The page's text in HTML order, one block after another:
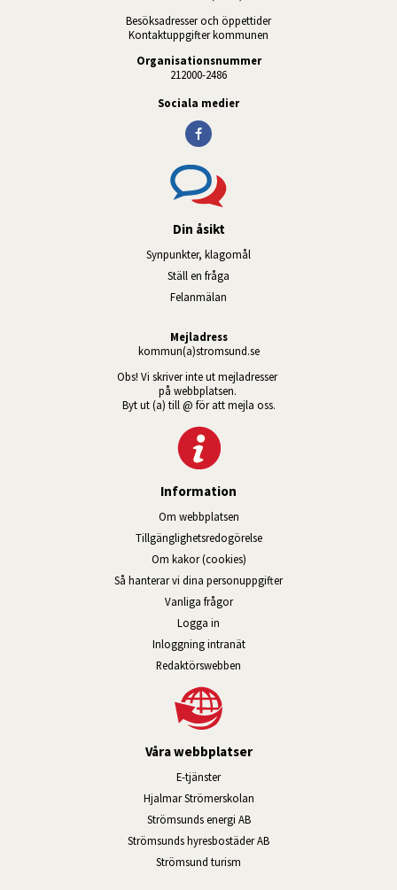
Besöksadresser och öppettider
Kontaktuppgifter kommunen
Organisationsnummer
212000-2486
Sociala medier
Din åsikt
Synpunkter, klagomål
Ställ en fråga
Felanmälan
Mejladress
kommun(a)stromsund.se
Obs! Vi skriver inte ut mejladresser
på webbplatsen.
Byt ut (a) till @ för att mejla oss.
Information
Om webbplatsen
Tillgänglig­hets­redo­görelse
Om kakor (cookies)
Så hanterar vi dina personuppgifter
Vanliga frågor
Logga in
Inloggning intranätÖppnas i nytt fönster.
Redaktörswebben
Våra webbplatser
E-tjänsterLänk till annan webbplats, öppnas i
Hjalmar StrömerskolanLänk till annan webbplats,
Strömsunds energi ABLänk till annan webbplats,
Strömsunds hyresbostäder ABLänk till annan
Strömsund turism